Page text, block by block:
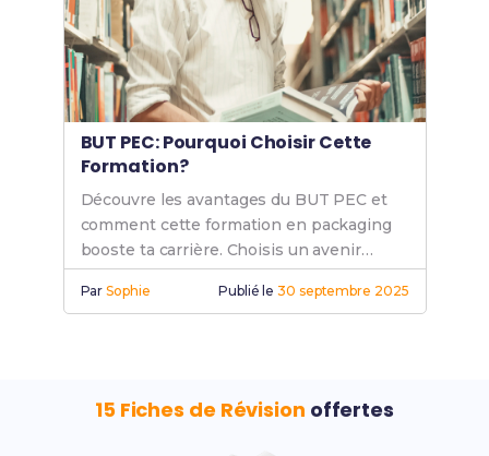
BUT PEC: Pourquoi Choisir Cette
Formation?
Découvre les avantages du BUT PEC et
comment cette formation en packaging
booste ta carrière. Choisis un avenir
prometteur avec des compétences
recherchées.
ParSophie Publié le30 septembre 2025
15 Fiches de Révision offertes